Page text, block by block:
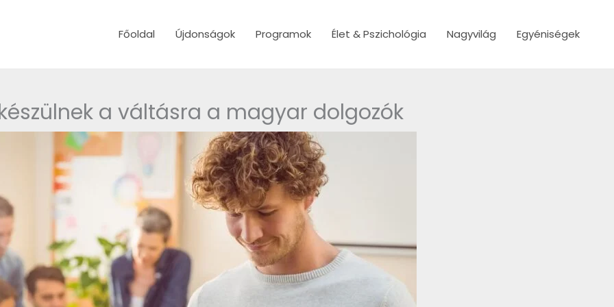
Főoldal Újdonságok Programok Élet & Pszichológia Nagyvilág Egyéniségek
a váltásra a magyar dolgozók